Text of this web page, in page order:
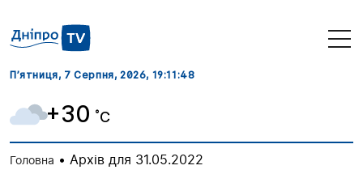
П’ятниця, 7 Серпня, 2026, 19:11:48
+30 ˚C
Головна • Архів для 31.05.2022